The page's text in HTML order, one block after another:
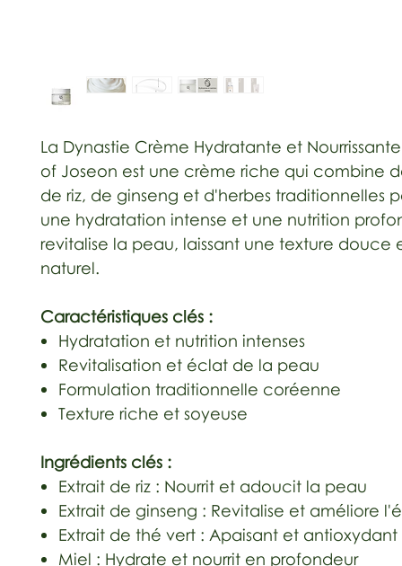
La Dynastie Crème Hydratante et
of Joseon est une crème riche qui combine
de riz, de ginseng et d'herbes traditionnelles
une hydratation intense et une nutrition
revitalise la peau, laissant une texture douce
naturel.
Caractéristiques clés :
Hydratation et nutrition intenses
Revitalisation et éclat de la peau
Formulation traditionnelle coréenne
Texture riche et soyeuse
Ingrédients clés :
Extrait de riz : Nourrit et adoucit la peau
Extrait de ginseng : Revitalise et améliore
Extrait de thé vert : Apaisant et antioxydant
Miel : Hydrate et nourrit en profondeur